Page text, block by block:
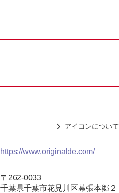
アイコンについて
https://www.originalde.com/
〒262-0033
千葉県千葉市花見川区幕張本郷２